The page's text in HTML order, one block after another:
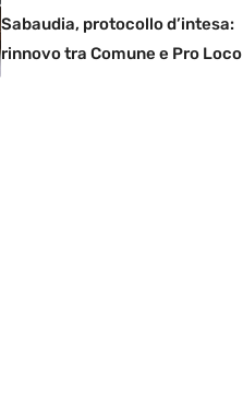
Sabaudia, protocollo d’intesa:
rinnovo tra Comune e Pro Loco